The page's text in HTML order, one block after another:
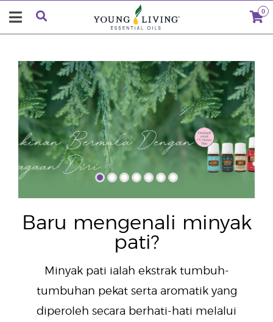
0
"
Baru mengenali minyak
pati?
Minyak pati ialah ekstrak tumbuh-
tumbuhan pekat serta aromatik yang
diperoleh secara berhati-hati melalui